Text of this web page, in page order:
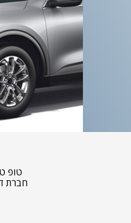
טופ
חברת דלק מוטורס כבר למעלה מ